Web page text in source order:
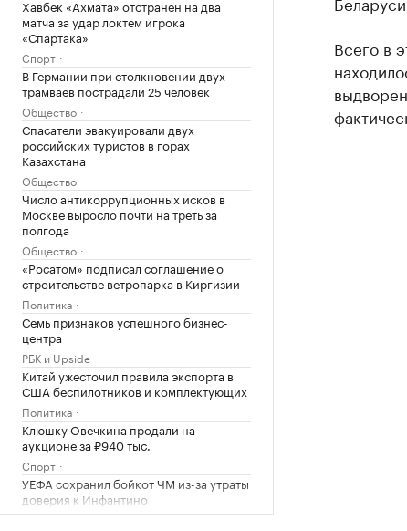
Хавбек «Ахмата» отстранен на два
матча за удар локтем игрока
«Спартака»
Спорт
В Германии при столкновении двух
трамваев пострадали 25 человек
Общество
Спасатели эвакуировали двух
российских туристов в горах
Казахстана
Общество
Число антикоррупционных исков в
Москве выросло почти на треть за
полгода
Общество
«Росатом» подписал соглашение о
строительстве ветропарка в Киргизии
Политика
Семь признаков успешного бизнес-
центра
РБК и Upside
Китай ужесточил правила экспорта в
США беспилотников и комплектующих
Политика
Клюшку Овечкина продали на
аукционе за ₽940 тыс.
Спорт
УЕФА сохранил бойкот ЧМ из-за утраты
доверия к Инфантино
Спорт
Всего в